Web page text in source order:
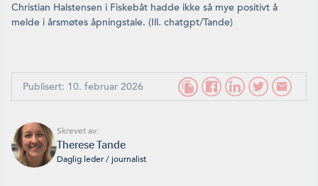
Christian Halstensen i Fiskebåt hadde ikke så mye positivt å
melde i årsmøtes åpningstale. (Ill. chatgpt/Tande)
Publisert: 10. februar 2026
Skrevet av:
Therese Tande
Daglig leder / journalist